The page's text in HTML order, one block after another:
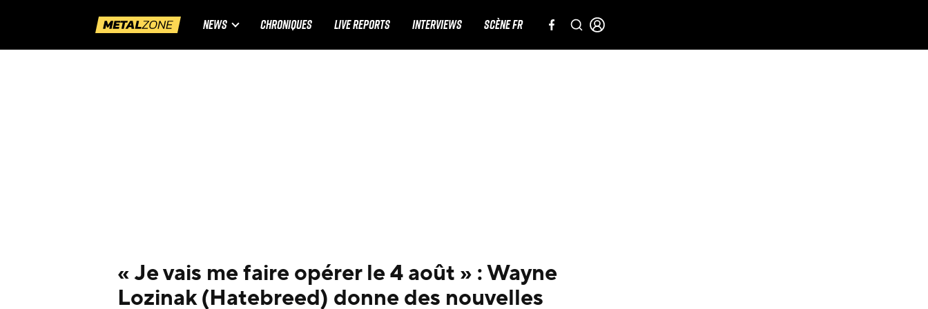
NEWS CHRONIQUES LIVE REPORTS INTERVIEWS SCÈNE FR
« Je vais me faire opérer le 4 août » : Wayne
Lozinak (Hatebreed) donne des nouvelles